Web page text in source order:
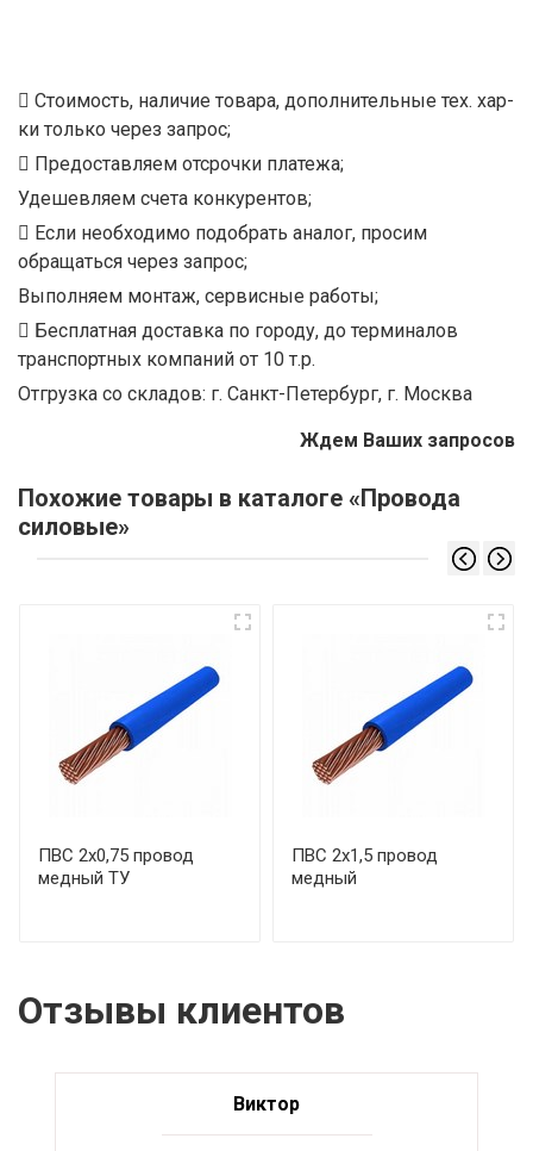
Стоимость, наличие товара, дополнительные тех. хар-
ки только через запрос;
Предоставляем отсрочки платежа;
Удешевляем счета конкурентов;
Если необходимо подобрать аналог, просим
обращаться через запрос;
Выполняем монтаж, сервисные работы;
Бесплатная доставка по городу, до терминалов
транспортных компаний от 10 т.р.
Отгрузка со складов: г. Санкт-Петербург, г. Москва
Ждем Ваших запросов
Похожие товары в каталоге «Провода
силовые»
ПВС 2х0,75 провод
медный ТУ
ПВС 2х1,5 провод
медный
Отзывы клиентов
Виктор